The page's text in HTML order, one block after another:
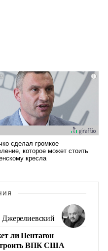
Джерелиевский
ли Пентагон
ВПК США